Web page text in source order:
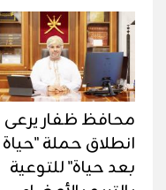
محافظ ظفار يرعى
انطلاق حملة "حياة
بعد حياة" للتوعية